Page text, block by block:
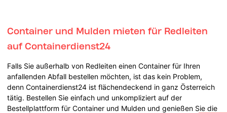
Container und Mulden mieten für Redleiten
auf Containerdienst24
Falls Sie außerhalb von Redleiten einen Container für Ihren
anfallenden Abfall bestellen möchten, ist das kein Problem,
denn Containerdienst24 ist flächendeckend in ganz Österreich
tätig. Bestellen Sie einfach und unkompliziert auf der
Bestellplattform für Container und Mulden und genießen Sie die